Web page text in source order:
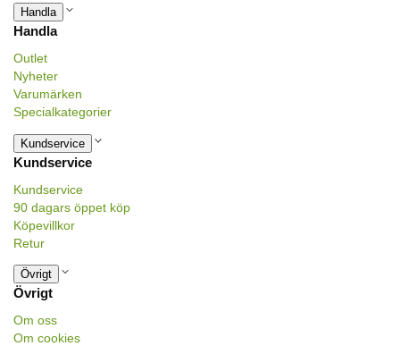
Handla
Handla
Outlet
Nyheter
Varumärken
Specialkategorier
Kundservice
Kundservice
Kundservice
90 dagars öppet köp
Köpevillkor
Retur
Övrigt
Övrigt
Om oss
Om cookies